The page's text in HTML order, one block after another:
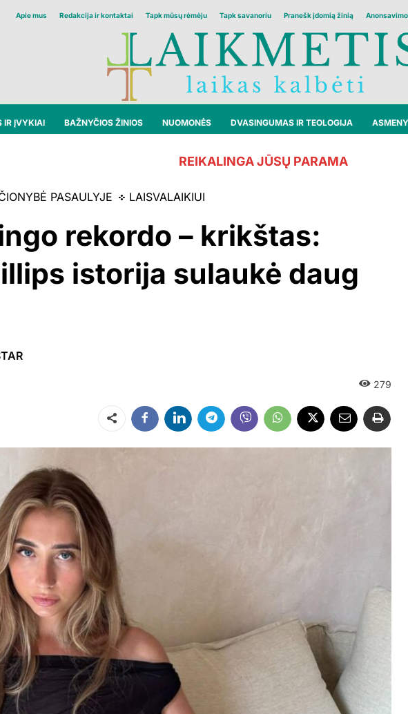
Apie mus Redakcija ir kontaktai Tapk mūsų rėmėju Tapk savanoriu Pranešk įdomią žinią
IR ĮVYKIAI BAŽNYČIOS ŽINIOS NUOMONĖS DVASINGUMAS IR TEOLOGIJA
REIKALINGA JŪSŲ PARAMA
PASAULYJE LAISVALAIKIUI
rekordo – krikštas:
istorija sulaukė daug
279
Dalintis